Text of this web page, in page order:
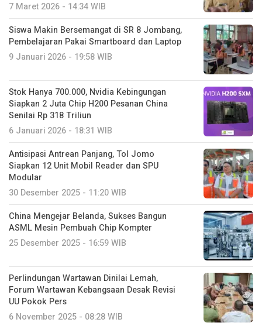
7 Maret 2026 - 14:34 WIB
Siswa Makin Bersemangat di SR 8 Jombang,
Pembelajaran Pakai Smartboard dan Laptop
9 Januari 2026 - 19:58 WIB
Stok Hanya 700.000, Nvidia Kebingungan
Siapkan 2 Juta Chip H200 Pesanan China
Senilai Rp 318 Triliun
6 Januari 2026 - 18:31 WIB
Antisipasi Antrean Panjang, Tol Jomo
Siapkan 12 Unit Mobil Reader dan SPU
Modular
30 Desember 2025 - 11:20 WIB
China Mengejar Belanda, Sukses Bangun
ASML Mesin Pembuah Chip Kompter
25 Desember 2025 - 16:59 WIB
Perlindungan Wartawan Dinilai Lemah,
Forum Wartawan Kebangsaan Desak Revisi
UU Pokok Pers
6 November 2025 - 08:28 WIB